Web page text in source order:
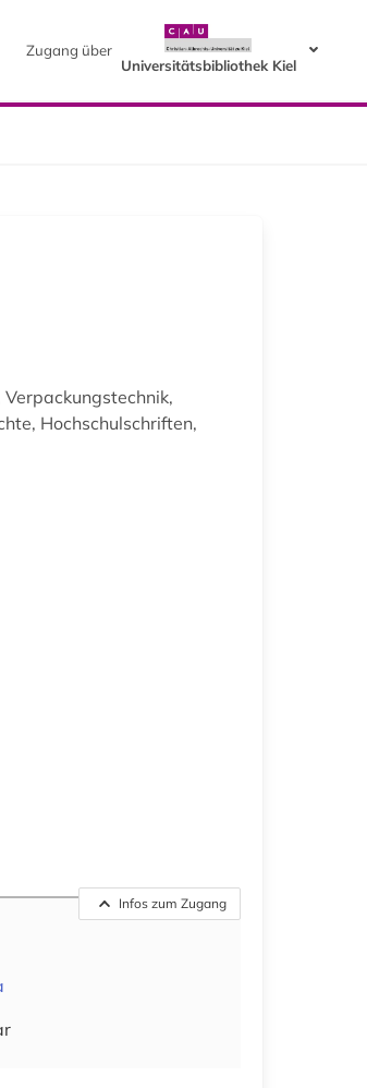
Zugang über
Universitätsbibliothek Kiel
Hochschulschriften,
Infos zum Zugang